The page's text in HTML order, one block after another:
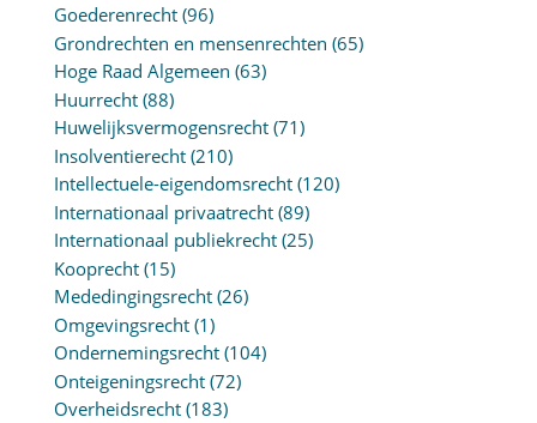
Goederenrecht(96)
Grondrechten en mensenrechten (65)
Hoge Raad Algemeen (63)
Huurrecht(88)
Huwelijksvermogensrecht(71)
Insolventierecht(210)
Intellectuele-eigendomsrecht(120)
Internationaal privaatrecht(89)
Internationaal publiekrecht(25)
Kooprecht(15)
Mededingingsrecht(26)
Omgevingsrecht(1)
Ondernemingsrecht(104)
Onteigeningsrecht(72)
Overheidsrecht(183)